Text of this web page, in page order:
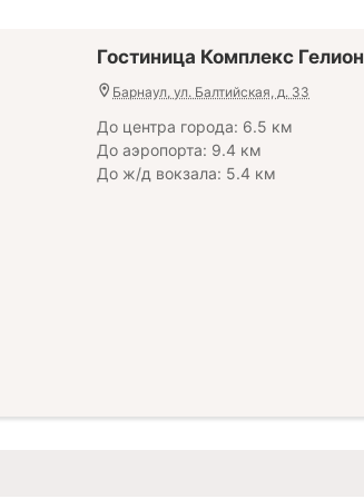
Гостиница Комплекс Гелион
Барнаул, ул. Балтийская, д. 33
До центра города: 6.5 км
До аэропорта: 9.4 км
До ж/д вокзала: 5.4 км